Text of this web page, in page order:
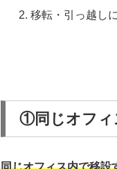
移転・引っ越し
①同じオフィ